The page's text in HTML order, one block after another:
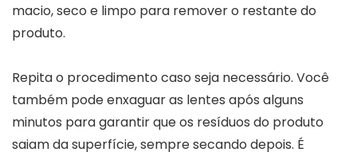
macio, seco e limpo para remover o restante do
produto.
Repita o procedimento caso seja necessário. Você
também pode enxaguar as lentes após alguns
minutos para garantir que os resíduos do produto
saiam da superfície, sempre secando depois. É